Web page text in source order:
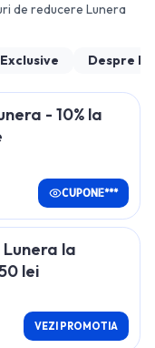
de reducere Lunera
Exclusive Despre
- 10% la
CUPONE***
la
lei
VEZI PROMOTIA